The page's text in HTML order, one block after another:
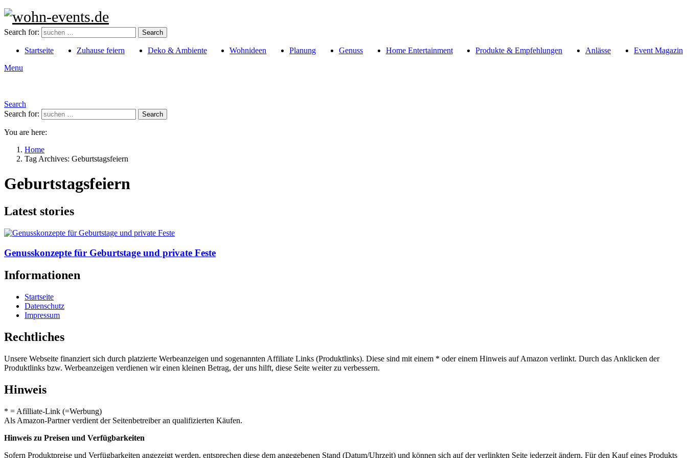
Search for: Search
Startseite Zuhause feiern Deko & Ambiente Wohnideen Planung Genuss Home Entertainment Produkte & Empfehlungen Anlässe
Event Magazin
Menu
Search
Search for:
Search
You are here:
Home
Tag Archives: Geburtstagsfeiern
Geburtstagsfeiern
Latest stories
Genusskonzepte für Geburtstage und private Feste
Informationen
Startseite
Datenschutz
Impressum
Rechtliches
Unsere Webseite finanziert sich durch platzierte Werbeanzeigen und sogenannten Affiliate Links (Produktlinks). Diese sind mit einem * oder einem Hinweis auf Amazon verlinkt. Durch das Anklicken der
Produktlinks bzw. Werbeanzeigen verdienen wir einen kleinen Betrag, der uns hilft, diese Seite weiter zu verbessern.
Hinweis
* = Afilliate-Link (=Werbung)
Als Amazon-Partner verdient der Seitenbetreiber an qualifizierten Käufen.
Hinweis zu Preisen und Verfügbarkeiten
Sofern Produktpreise und Verfügbarkeiten angezeigt werden, entsprechen diese dem angegebenen Stand (Datum/Uhrzeit) und können sich auf der verlinkten Seite jederzeit ändern. Für den Kauf eines Produkts